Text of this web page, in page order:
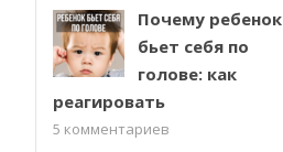
Почему ребенок
бьет себя по
голове: как
реагировать
5 комментариев